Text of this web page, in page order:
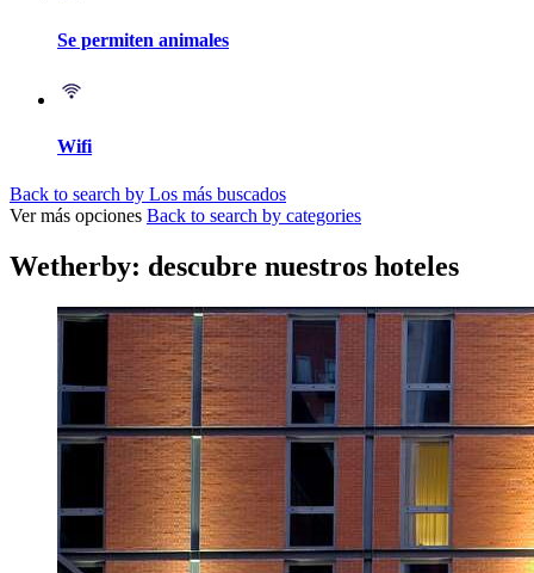
Se permiten animales
Wifi
Back to search by Los más buscados
Ver más opciones Back to search by categories
Wetherby: descubre nuestros hoteles